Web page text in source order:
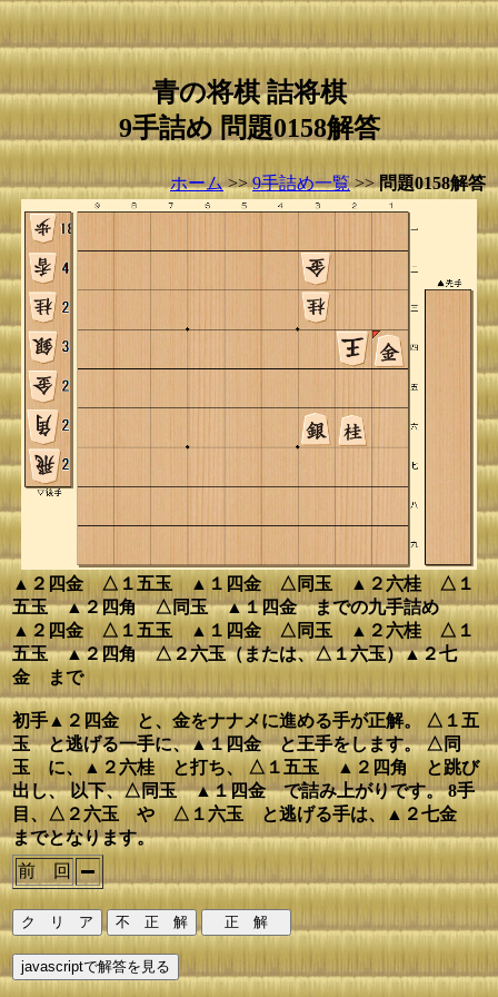
青の将棋 詰将棋
9手詰め 問題0158解答
ホーム>>9手詰め一覧>>問題0158解答
▲２四金 △１五玉 ▲１四金 △同玉 ▲２六桂 △１
五玉 ▲２四角 △同玉 ▲１四金 までの九手詰め
▲２四金 △１五玉 ▲１四金 △同玉 ▲２六桂 △１
五玉 ▲２四角 △２六玉（または、△１六玉）▲２七
金 まで
初手▲２四金 と、金をナナメに進める手が正解。 △１五
玉 と逃げる一手に、▲１四金 と王手をします。 △同
玉 に、▲２六桂 と打ち、 △１五玉 ▲２四角 と跳び
出し、 以下、△同玉 ▲１四金 で詰み上がりです。 8手
目、△２六玉 や △１六玉 と逃げる手は、▲２七金
までとなります。
前 回